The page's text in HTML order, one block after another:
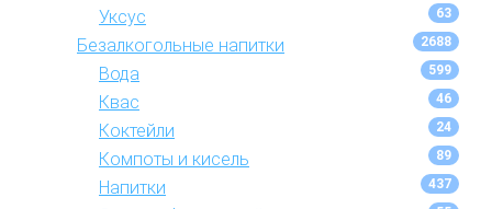
Уксус 63
Безалкогольные напитки 2688
Вода 599
Квас 46
Коктейли 24
Компоты и кисель 89
Напитки 437